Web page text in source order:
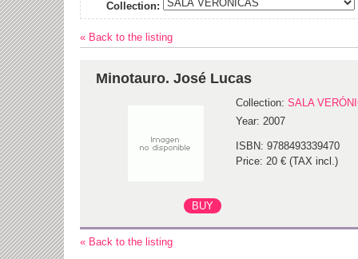
Collection:
« Back to the listing
Minotauro. José Lucas
Collection: SALA
Year: 2007
ISBN: 9788493339470
Price: 20 € (TAX incl.)
« Back to the listing